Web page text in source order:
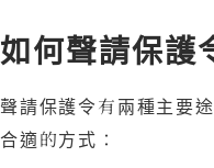
如何聲請保護
聲請保護令有兩種主要
合適的方式：